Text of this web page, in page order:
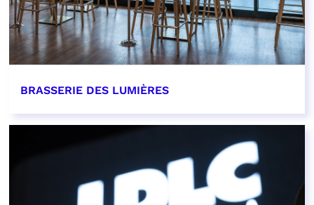
BRASSERIE DES LUMIÈRES